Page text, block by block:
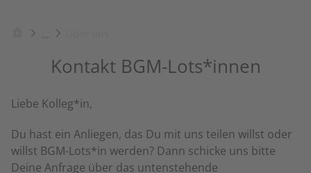
...
Kontakt BGM-Lots*innen
Liebe Kolleg*in,
Du hast ein Anliegen, das Du mit uns teilen willst oder
willst BGM-Lots*in werden? Dann schicke uns bitte
Deine Anfrage über das untenstehende